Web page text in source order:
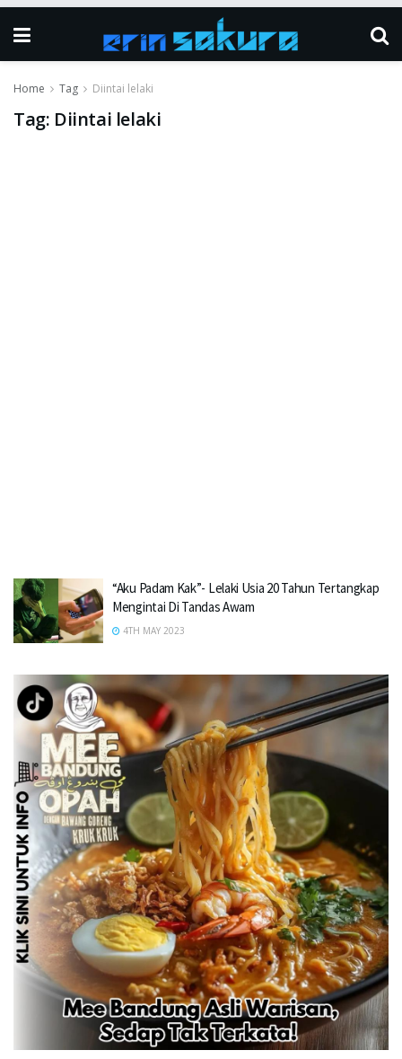
Home Tag Diintai lelaki
Tag: Diintai lelaki
“Aku Padam Kak”- Lelaki Usia 20 Tahun Tertangkap
Mengintai Di Tandas Awam
4TH MAY 2023